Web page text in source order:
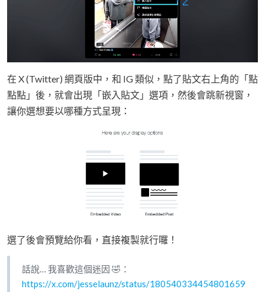
在 X (Twitter) 網頁版中，和 IG 類似，點了貼文右上角的「點
點點」後，就會出現「嵌入貼文」選項，然後會跳新視窗，
讓你選想要以哪種方式呈現：
選了後會預覽給你看，直接複製就行囉！
話說… 我喜歡這個迷因 🤣：
https://x.com/jesselaunz/status/180540334454801659